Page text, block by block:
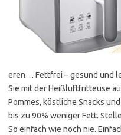
eren… Fettfrei – gesund und
Sie mit der Heißluftfritteuse
Pommes, köstliche Snacks
bis zu 90% weniger Fett.
So einfach wie noch nie.